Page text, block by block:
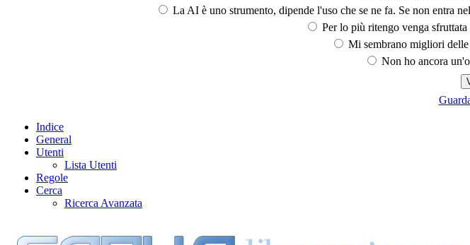
La AI è uno strumento, dipende l'uso che se ne fa. Se non entra
Per lo più ritengo venga
Mi sembrano migliori
Non ho ancora
Indice
General
Utenti
Lista Utenti
Regole
Cerca
Ricerca Avanzata